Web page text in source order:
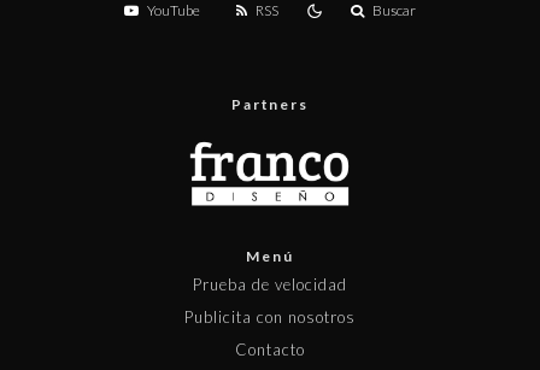
YouTube RSS Buscar
Partners
Menú
Prueba de velocidad
Publicita con nosotros
Contacto